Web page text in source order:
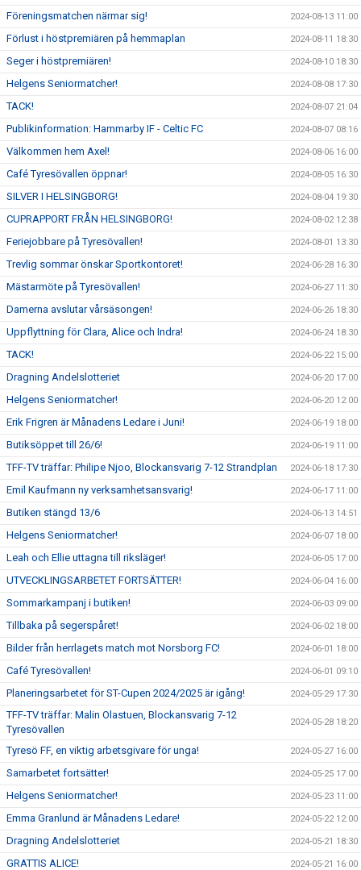
Föreningsmatchen närmar sig! 2024-08-13 11:00
Förlust i höstpremiären på hemmaplan 2024-08-11 18:30
Seger i höstpremiären! 2024-08-10 18:30
Helgens Seniormatcher! 2024-08-08 17:30
TACK! 2024-08-07 21:04
Publikinformation: Hammarby IF - Celtic FC 2024-08-07 08:16
Välkommen hem Axel! 2024-08-06 16:00
Café Tyresövallen öppnar! 2024-08-05 16:30
SILVER I HELSINGBORG! 2024-08-04 19:30
CUPRAPPORT FRÅN HELSINGBORG! 2024-08-02 12:38
Feriejobbare på Tyresövallen! 2024-08-01 13:30
Trevlig sommar önskar Sportkontoret! 2024-06-28 16:30
Mästarmöte på Tyresövallen! 2024-06-27 11:30
Damerna avslutar vårsäsongen! 2024-06-26 18:30
Uppflyttning för Clara, Alice och Indra! 2024-06-24 18:30
TACK! 2024-06-22 15:00
Dragning Andelslotteriet 2024-06-20 17:00
Helgens Seniormatcher! 2024-06-20 12:00
Erik Frigren är Månadens Ledare i Juni! 2024-06-19 18:00
Butiksöppet till 26/6! 2024-06-19 11:00
TFF-TV träffar: Philipe Njoo, Blockansvarig 7-12 Strandplan 2024-06-18 17:30
Emil Kaufmann ny verksamhetsansvarig! 2024-06-17 11:00
Butiken stängd 13/6 2024-06-13 14:51
Helgens Seniormatcher! 2024-06-07 18:00
Leah och Ellie uttagna till riksläger! 2024-06-05 17:00
UTVECKLINGSARBETET FORTSÄTTER! 2024-06-04 16:00
Sommarkampanj i butiken! 2024-06-03 09:00
Tillbaka på segerspåret! 2024-06-02 18:00
Bilder från herrlagets match mot Norsborg FC! 2024-06-01 18:00
Café Tyresövallen! 2024-06-01 09:10
Planeringsarbetet för ST-Cupen 2024/2025 är igång! 2024-05-29 17:30
TFF-TV träffar: Malin Olastuen, Blockansvarig 7-12
Tyresövallen
2024-05-28 18:20
Tyresö FF, en viktig arbetsgivare för unga! 2024-05-27 16:00
Samarbetet fortsätter! 2024-05-25 17:00
Helgens Seniormatcher! 2024-05-23 11:00
Emma Granlund är Månadens Ledare! 2024-05-22 12:00
Dragning Andelslotteriet 2024-05-21 18:30
GRATTIS ALICE! 2024-05-21 16:00